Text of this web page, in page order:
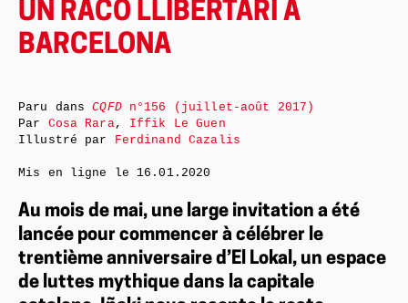
UN RACÓ LLIBERTARI A
BARCELONA
Au mois de mai, une large invitation a été
lancée pour commencer à célébrer le
trentième anniversaire d’El Lokal, un espace
de luttes mythique dans la capitale
Paru dansCQFDn°156 (juillet-août 2017)
Par Cosa Rara, Iffik Le Guen
Illustré par Ferdinand Cazalis
Mis en ligne le 16.01.2020